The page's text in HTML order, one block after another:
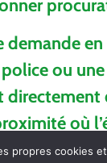
demande
ou
où
propres cookies